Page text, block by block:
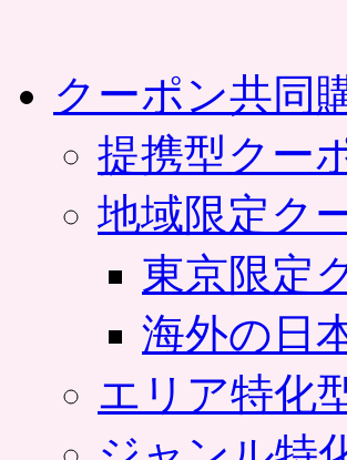
クーポン共同
提携型クー
地域限定ク
東京限定
海外の日
エリア特化